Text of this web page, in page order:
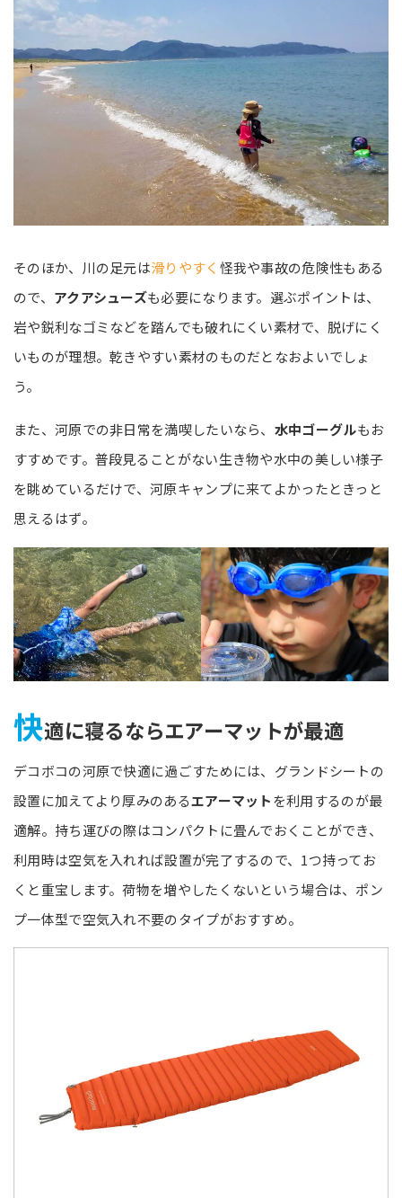
そのほか、川の足元は滑りやすく 怪我や事故の危険性もある
ので、 アクアシューズも必要になります。選ぶポイントは、
岩や鋭利なゴミなどを踏んでも破れにくい素材で、脱げにく
いものが理想。乾きやすい素材のものだとなおよいでしょ
う。
また、河原での非日常を満喫したいなら、 水中ゴーグルもお
すすめです。普段見ることがない生き物や水中の美しい様子
を眺めているだけで、河原キャンプに来てよかったときっと
思えるはず。
快適に寝るならエアーマットが最適
デコボコの河原で快適に過ごすためには、グランドシートの
設置に加えてより厚みのあるエアーマットを利用するのが最
適解。持ち運びの際はコンパクトに畳んでおくことができ、
利用時は空気を入れれば設置が完了するので、1つ持ってお
くと重宝します。荷物を増やしたくないという場合は、ポン
プ一体型で空気入れ不要のタイプがおすすめ。